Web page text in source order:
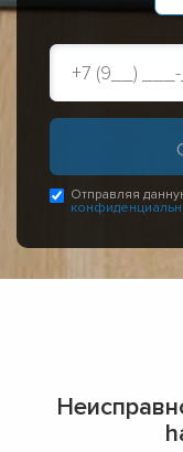
Отправляя